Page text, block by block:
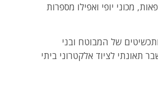
מכוני יופי ואפילו מספרות
של המבוטח ובני
תאונתי לציוד אלקטרוני ביתי